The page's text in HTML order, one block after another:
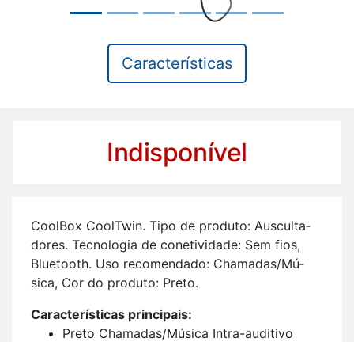
Características
Indisponível
Co­olBox Co­olTwin. Tipo de pro­duto: Aus­cul­ta­
dores. Tec­no­logia de co­ne­ti­vi­dade: Sem fios,
Blu­e­tooth. Uso re­co­men­dado: Cha­madas/Mú­
sica, Cor do pro­duto: Preto.
Ca­rac­te­rís­ticas prin­ci­pais:
Preto Cha­madas/Mú­sica Intra-au­di­tivo